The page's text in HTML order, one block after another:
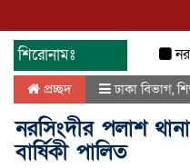
শিরোনামঃ
প্রচ্ছদ ঢাকা বিভাগ,
নরসিংদীর পলাশ
বার্ষিকী পালিত